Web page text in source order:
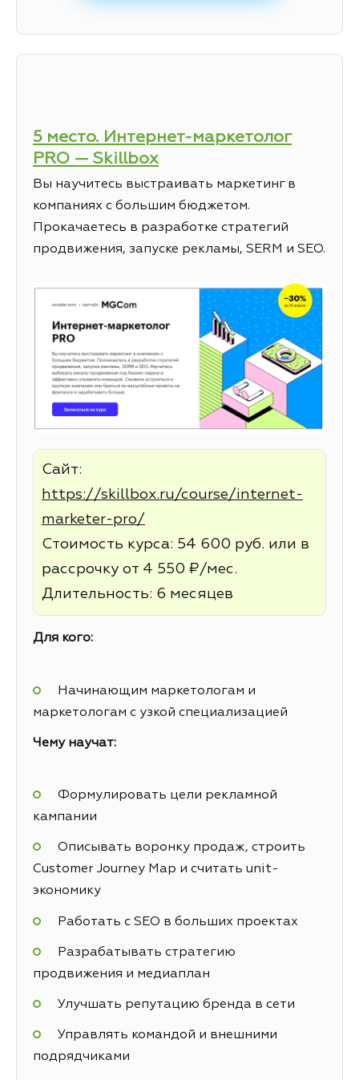
5 место. Интернет-маркетолог
PRO — Skillbox
Вы научитесь выстраивать маркетинг в
компаниях с большим бюджетом.
Прокачаетесь в разработке стратегий
продвижения, запуске рекламы, SERM и SEO.
Сайт:
https://skillbox.ru/course/internet-
marketer-pro/
Стоимость курса: 54 600 руб. или в
рассрочку от 4 550 ₽/мес.
Длительность: 6 месяцев
Для кого:
Начинающим маркетологам и
маркетологам с узкой специализацией
Чему научат:
Формулировать цели рекламной
кампании
Описывать воронку продаж, строить
Customer Journey Map и считать unit-
экономику
Работать с SEO в больших проектах
Разрабатывать стратегию
продвижения и медиаплан
Улучшать репутацию бренда в сети
Управлять командой и внешними
подрядчиками